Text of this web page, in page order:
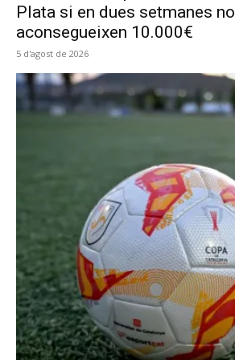
Plata si en dues setmanes no
aconsegueixen 10.000€
5 d'agost de 2026